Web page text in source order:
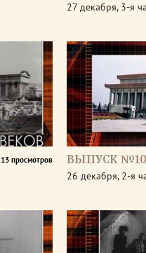
27 декабря, 3-я
13 просмотров ВЫПУСК
26 декабря, 2-я